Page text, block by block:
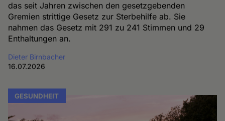
das seit Jahren zwischen den gesetzgebenden
Gremien strittige Gesetz zur Sterbehilfe ab. Sie
nahmen das Gesetz mit 291 zu 241 Stimmen und 29
Enthaltungen an.
Dieter Birnbacher
16.07.2026
GESUNDHEIT